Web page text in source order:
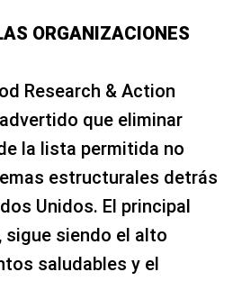
ORGANIZACIONES
Research & Action
que eliminar
la lista permitida no
estructurales detrás
Unidos. El principal
sigue siendo el alto
saludables y el